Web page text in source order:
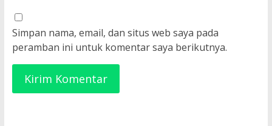
Simpan nama, email, dan situs web saya pada
peramban ini untuk komentar saya berikutnya.